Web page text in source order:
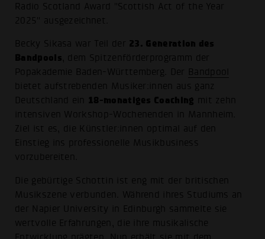
Radio Scotland Award "Scottish Act of the Year
2025" ausgezeichnet.
Becky Sikasa war Teil der 23. Generation des
Bandpools , dem Spitzenförderprogramm der
Popakademie Baden-Württemberg. Der Bandpool
bietet aufstrebenden Musiker:innen aus ganz
Deutschland ein
18-monatiges Coaching mit zehn
intensiven Workshop-Wochenenden in Mannheim.
Ziel ist es, die Künstler:innen optimal auf den
Einstieg ins professionelle Musikbusiness
vorzubereiten.
Die gebürtige Schottin ist eng mit der britischen
Musikszene verbunden. Während ihres Studiums an
der Napier University in Edinburgh sammelte sie
wertvolle Erfahrungen, die ihre musikalische